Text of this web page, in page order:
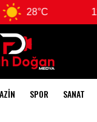
11 Ağu
SPOR SANAT